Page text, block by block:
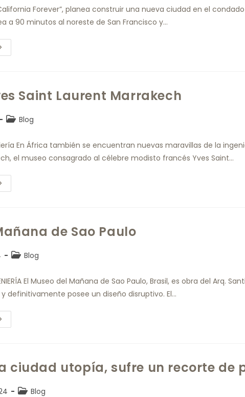
Forever”, planea construir una nueva ciudad en el
a 90 minutos al noreste de San Francisco y…
Saint Laurent Marrakech
Blog
En África también se encuentran nuevas maravillas de la
el museo consagrado al célebre modisto francés Yves Saint…
de Sao Paulo
Blog
El Museo del Mañana de Sao Paulo, Brasil, es obra del Arq.
definitivamente posee un diseño disruptivo. El…
ciudad utopía, sufre un recorte de
Blog